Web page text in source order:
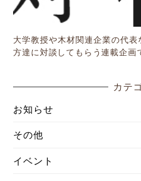
大学教授や木材関連企業の代
方達に対談してもらう連載企画
カテ
お知らせ
その他
イベント